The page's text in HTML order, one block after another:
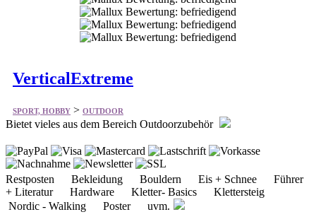
VerticalExtreme
SPORT, HOBBY>OUTDOOR
Bietet vieles aus dem Bereich Outdoorzubehör
Restposten Bekleidung Bouldern Eis + Schnee Führer
+ Literatur Hardware Kletter- Basics Klettersteig
Nordic - Walking Poster uvm.
verticalextreme.de